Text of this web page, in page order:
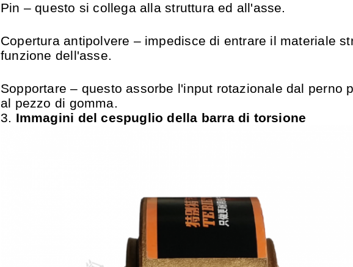
Pin – questo si collega alla struttura ed all'asse.
Copertura antipolvere – impedisce di entrare il materiale
funzione dell'asse.
Sopportare – questo assorbe l'input rotazionale dal perno
al pezzo di gomma.
3. Immagini delcespuglio della barra di torsione